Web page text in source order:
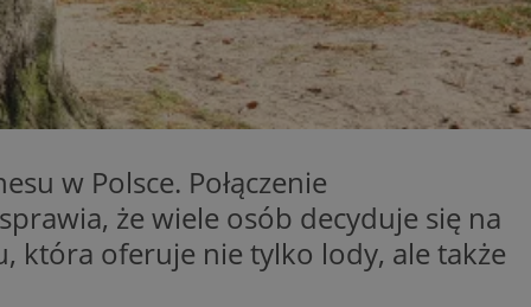
w Polsce. Połączenie
że wiele osób decyduje się na
która oferuje nie tylko lody, ale także
pliki cookie. Jest
Script.com
Microsoft
przeglądów stron
serii produktów
rzeczywistym
konkretnych